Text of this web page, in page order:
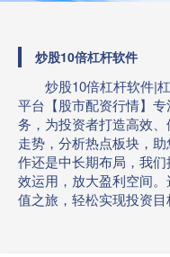
炒股10倍杠杆软件
炒股10倍杠杆软件|
平台【股市配资行情】
务，为投资者打造高效
走势，分析热点板块，
作还是中长期布局，我
效运用，放大盈利空间
值之旅，轻松实现投资目